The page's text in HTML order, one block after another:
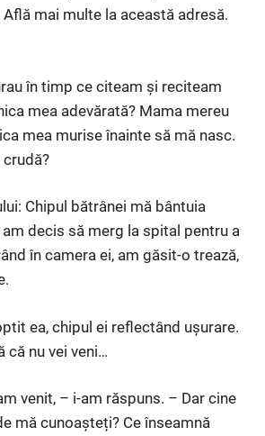
mai multe la această adresă.
în timp ce citeam și reciteam
mea adevărată? Mama mereu
mea murise înainte să mă nasc.
crudă?
Chipul bătrânei mă bântuia
am decis să merg la spital pentru a
în camera ei, am găsit-o trează,
ea, chipul ei reflectând ușurare.
că nu vei veni…
venit, – i-am răspuns. – Dar cine
mă cunoașteți? Ce înseamnă